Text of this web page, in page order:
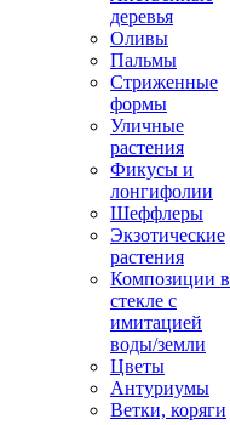
деревья
Оливы
Пальмы
Стриженные
формы
Уличные
растения
Фикусы и
лонгифолии
Шеффлеры
Экзотические
растения
Композиции в
стекле с
имитацией
воды/земли
Цветы
Антуриумы
Ветки, коряги